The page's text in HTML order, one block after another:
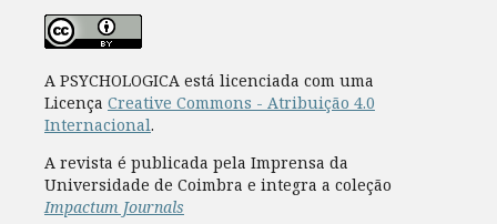
A PSYCHOLOGICA está licenciada com uma
Licença Creative Commons - Atribuição 4.0
Internacional.
A revista é publicada pela Imprensa da
Universidade de Coimbra e integra a coleção
Impactum Journals